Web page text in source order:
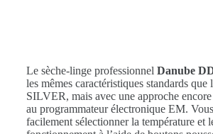
Le sèche-linge professionnel Danube
les mêmes caractéristiques standards que
SILVER, mais avec une approche
au programmateur électronique EM.
facilement sélectionner la température et